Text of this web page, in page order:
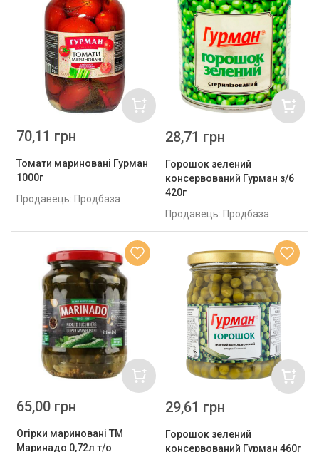
Томати мариновані Гурман
1000г
Продавець: Продбаза
70,11 грн
Горошок зелений
консервований Гурман з/б
420г
Продавець: Продбаза
28,71 грн
Огірки мариновані ТМ
Маринадо 0,72л т/о
65,00 грн
Горошок зелений
консервований Гурман 460г
29,61 грн